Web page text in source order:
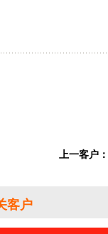
上一客户：
客户